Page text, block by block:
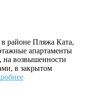
районе Пляжа Ката,
апартаменты
на возвышенности
в закрытом